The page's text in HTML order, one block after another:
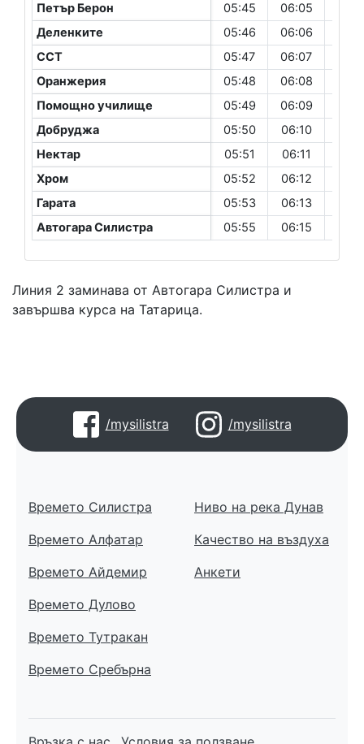
Петър Берон
05:45 06:05
Деленките
05:46 06:06
ССТ
05:47 06:07
Оранжерия
05:48 06:08
Помощно училище
05:49 06:09
Добруджа
05:50 06:10
Нектар
05:51 06:11
Хром
05:52 06:12
Гарата
05:53 06:13
Автогара Силистра
05:55 06:15
Линия 2 заминава от Автогара Силистра и
завършва курса на Татарица.
/mysilistra /mysilistra
Времето Силистра
Времето Алфатар
Времето Айдемир
Времето Дулово
Времето Тутракан
Времето Сребърна
Ниво на река Дунав
Качество на въздуха
Анкети